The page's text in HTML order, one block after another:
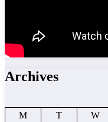
Archives
M
T W